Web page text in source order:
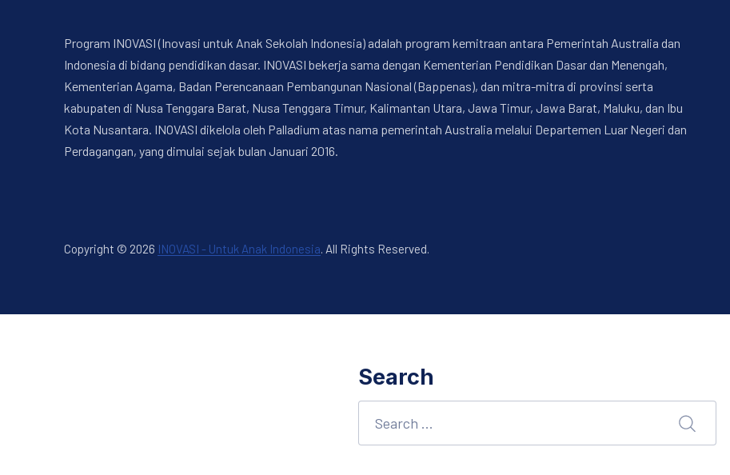
Program INOVASI (Inovasi untuk Anak Sekolah Indonesia) adalah program kemitraan antara Pemerintah Australia dan
Indonesia di bidang pendidikan dasar. INOVASI bekerja sama dengan Kementerian Pendidikan Dasar dan Menengah,
Kementerian Agama, Badan Perencanaan Pembangunan Nasional (Bappenas), dan mitra-mitra di provinsi serta
kabupaten di Nusa Tenggara Barat, Nusa Tenggara Timur, Kalimantan Utara, Jawa Timur, Jawa Barat, Maluku, dan Ibu
Kota Nusantara. INOVASI dikelola oleh Palladium atas nama pemerintah Australia melalui Departemen Luar Negeri dan
Perdagangan, yang dimulai sejak bulan Januari 2016.
Copyright © 2026 INOVASI - Untuk Anak Indonesia. All Rights Reserved.
Search
SEARCH